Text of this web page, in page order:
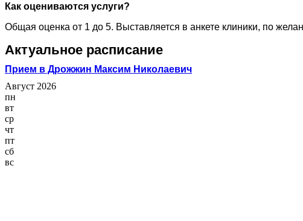
Как оцениваются услуги?
Общая оценка от 1 до 5. Выставляется в анкете клиники, по
Актуальное расписание
Прием в Дрожжин Максим Николаевич
Август 2026
пн
вт
ср
чт
пт
сб
вс